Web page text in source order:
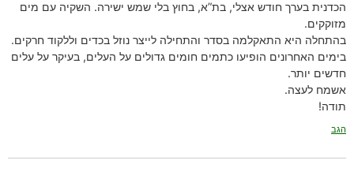
הכדנית בערך חודש אצלי, בת”א, בחוץ בלי שמש ישירה. השקיה עם מים
מזוקקים.
בהתחלה היא התאקלמה בסדר והתחילה לייצר נוזל בכדים וללקוד חרקים.
בימים האחרונים הופיעו כתמים חומים גדולים על העלים, בעיקר על עלים
חדשים יותר.
אשמח לעצה.
תודה!
הגב